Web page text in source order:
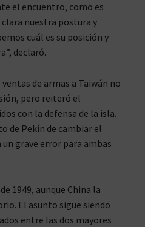
el encuentro, como es
nuestra postura y
cuál es su posición y
declaró.
de armas a Taiwán no
pero reiteró el
con la defensa de la isla.
de Pekín de cambiar el
grave error para ambas
1949, aunque China la
El asunto sigue siendo
entre las dos mayores